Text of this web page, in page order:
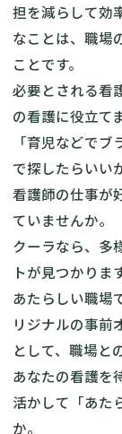
担を減らして効
なことは、職場
ことです。
必要とされる看
の看護に役立て
「育児などで
で探したらいい
看護師の仕事が
ていませんか。
クーラなら、多
トが見つかりま
あたらしい職場
リジナルの事前
として、職場と
あなたの看護を
活かして「あた
か。